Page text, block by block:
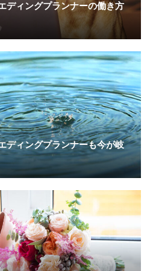
ディングプランナーの働き方
ディングプランナーも今が岐